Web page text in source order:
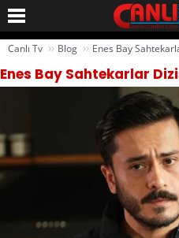
Canlı Tv ›› Blog ›› Enes Bay
Enes Bay Sahtekarlar